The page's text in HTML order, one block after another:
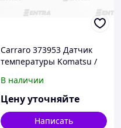
Carraro 373953 Датчик
температуры Komatsu /
В наличии
Цену уточняйте
Написать